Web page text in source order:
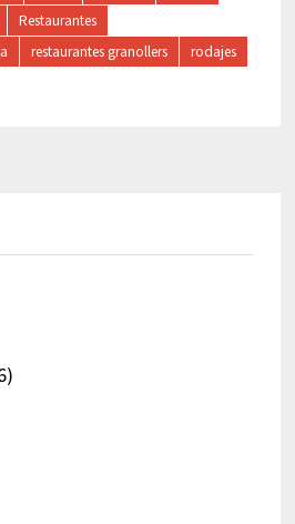
Restaurantes
restaurantes granollers
rodajes